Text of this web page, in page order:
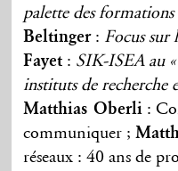
palette des formations
Beltinger: Focus sur
Fayet : SIK-ISEA au
instituts de recherche
Matthias Oberli :
communiquer ;
réseaux : 40 ans de